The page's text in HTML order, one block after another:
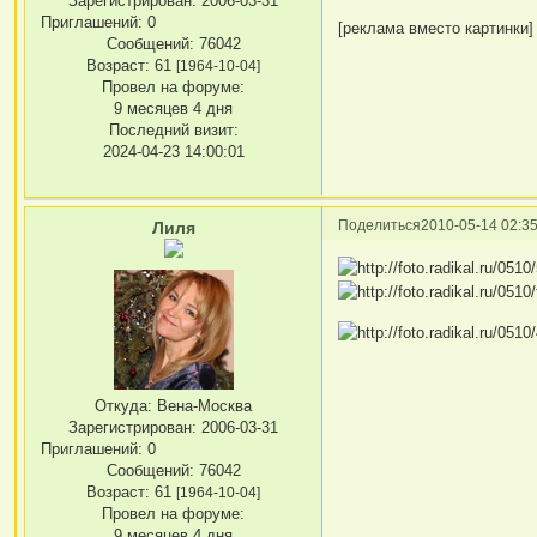
Приглашений: 0
Сообщений: 76042
Возраст: 61[1964-10-04]
Провел на форуме:
9 месяцев 4 дня
Последний визит:
2024-04-23 14:00:01
[реклама вместо картинки]
Поделиться2010-05-14
Лиля
Откуда: Вена-Москва
Зарегистрирован: 2006-03-31
Приглашений: 0
Сообщений: 76042
Возраст: 61[1964-10-04]
Провел на форуме: